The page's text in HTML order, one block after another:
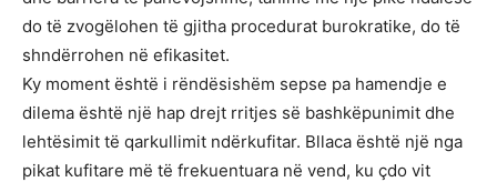
do të zvogëlohen të gjitha procedurat burokratike, do të
shndërrohen në efikasitet.
Ky moment është i rëndësishëm sepse pa hamendje e
dilema është një hap drejt rritjes së bashkëpunimit dhe
lehtësimit të qarkullimit ndërkufitar. Bllaca është një nga
pikat kufitare më të frekuentuara në vend, ku çdo vit